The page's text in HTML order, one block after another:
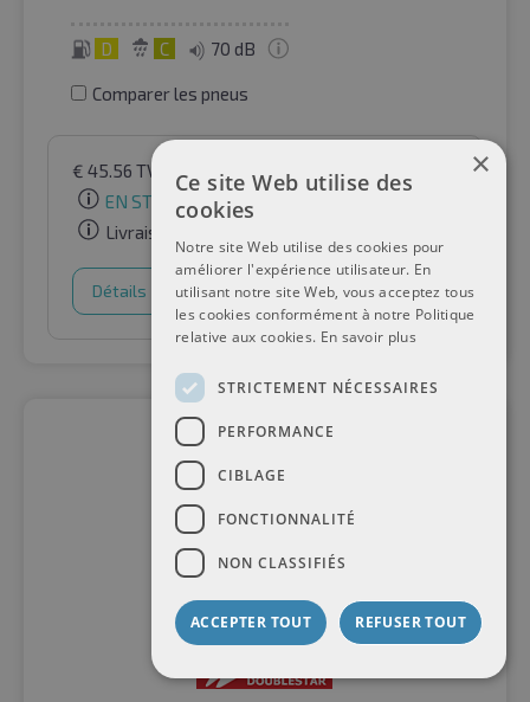
D C 70 dB
Comparer les pneus
€ 45.56 TVA incluse
par Auto-Raifen GmbH
EN STOCK
Livraison gratuite
Détails Panier d'achat
×
Ce site Web utilise des
cookies
Notre site Web utilise des cookies pour
améliorer l'expérience utilisateur. En
utilisant notre site Web, vous acceptez tous
les cookies conformément à notre Politique
relative aux cookies. En savoir plus
STRICTEMENT NÉCESSAIRES
PERFORMANCE
CIBLAGE
FONCTIONNALITÉ
NON CLASSIFIÉS
ACCEPTER TOUT REFUSER TOUT